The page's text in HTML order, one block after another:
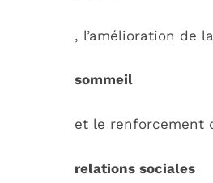
, l’amélioration de
sommeil
et le renforcement
relations sociales